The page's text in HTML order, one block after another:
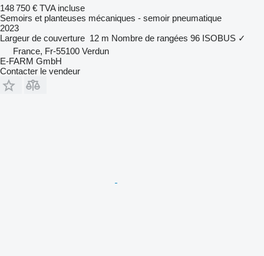
148 750 € TVA incluse
Semoirs et planteuses mécaniques - semoir pneumatique
2023
Largeur de couverture 12 m Nombre de rangées 96 ISOBUS ✓
France, Fr-55100 Verdun
E-FARM GmbH
Contacter le vendeur